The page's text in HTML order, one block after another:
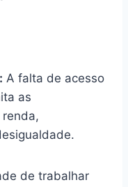
A falta de acesso
as
de trabalhar